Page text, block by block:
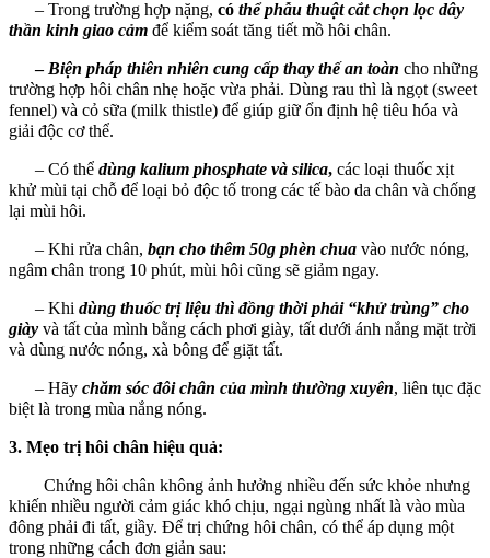
– Trong trường hợp nặng, có thể phẫu thuật cắt chọn lọc dây
thần kinh giao cảm để kiểm soát tăng tiết mồ hôi chân.
– Biện pháp thiên nhiên cung cấp thay thế an toàn cho những
trường hợp hôi chân nhẹ hoặc vừa phải. Dùng rau thì là ngọt (sweet
fennel) và cỏ sữa (milk thistle) để giúp giữ ổn định hệ tiêu hóa và
giải độc cơ thể.
– Có thể dùng kalium phosphate và silica, các loại thuốc xịt
khử mùi tại chỗ để loại bỏ độc tố trong các tế bào da chân và chống
lại mùi hôi.
– Khi rửa chân, bạn cho thêm 50g phèn chua vào nước nóng,
ngâm chân trong 10 phút, mùi hôi cũng sẽ giảm ngay.
– Khi dùng thuốc trị liệu thì đồng thời phải “khử trùng” cho
giày và tất của mình bằng cách phơi giày, tất dưới ánh nắng mặt trời
và dùng nước nóng, xà bông để giặt tất.
– Hãy chăm sóc đôi chân của mình thường xuyên, liên tục đặc
biệt là trong mùa nắng nóng.
3. Mẹo trị hôi chân hiệu quả:
Chứng hôi chân không ảnh hưởng nhiều đến sức khỏe nhưng
khiến nhiều người cảm giác khó chịu, ngại ngùng nhất là vào mùa
đông phải đi tất, giầy. Để trị chứng hôi chân, có thể áp dụng một
trong những cách đơn giản sau: